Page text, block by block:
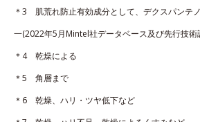
＊3 肌荒れ防止有効成分として、デクスパンテ
一(2022年5月Mintel社データベース及び先行技術
＊4 乾燥による
＊5 角層まで
＊6 乾燥、ハリ・ツヤ低下など